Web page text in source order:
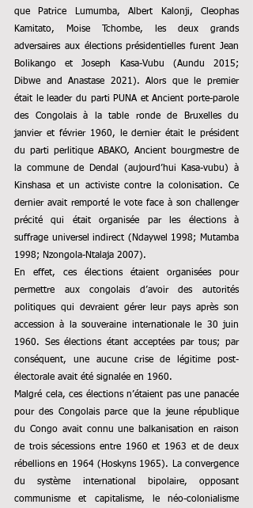
que Patrice Lumumba, Albert Kalonji, Cleophas
Kamitato, Moise Tchombe, les deux grands
adversaires aux élections présidentielles furent Jean
Bolikango et Joseph Kasa-Vubu (Aundu 2015;
Dibwe and Anastase 2021). Alors que le premier
était le leader du parti PUNA et Ancient porte-parole
des Congolais à la table ronde de Bruxelles du
janvier et février 1960, le dernier était le président
du parti perlitique ABAKO, Ancient bourgmestre de
la commune de Dendal (aujourd’hui Kasa-vubu) à
Kinshasa et un activiste contre la colonisation. Ce
dernier avait remporté le vote face à son challenger
précité qui était organisée par les élections à
suffrage universel indirect (Ndaywel 1998; Mutamba
1998; Nzongola-Ntalaja 2007).
En effet, ces élections étaient organisées pour
permettre aux congolais d’avoir des autorités
politiques qui devraient gérer leur pays après son
accession à la souveraine internationale le 30 juin
1960. Ses élections étant acceptées par tous; par
conséquent, une aucune crise de légitime post-
électorale avait été signalée en 1960.
Malgré cela, ces élections n’étaient pas une panacée
pour des Congolais parce que la jeune république
du Congo avait connu une balkanisation en raison
de trois sécessions entre 1960 et 1963 et de deux
rébellions en 1964 (Hoskyns 1965). La convergence
du système international bipolaire, opposant
communisme et capitalisme, le néo-colonialisme